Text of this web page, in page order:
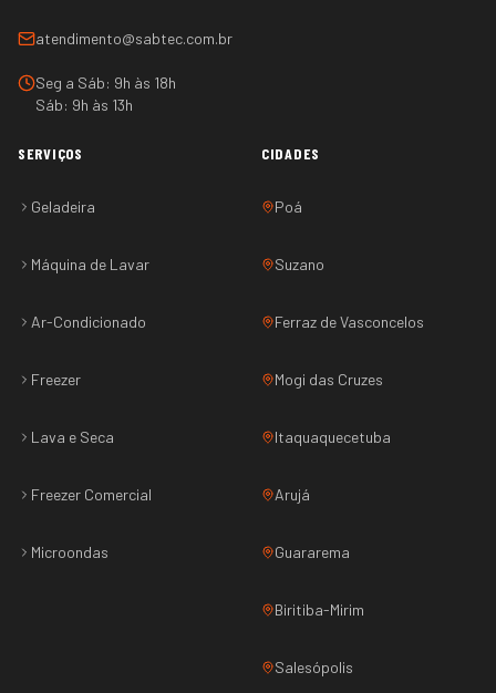
atendimento@sabtec.com.br
Seg a Sáb: 9h às 18h
Sáb: 9h às 13h
SERVIÇOS
Geladeira
Máquina de Lavar
Ar-Condicionado
Freezer
Lava e Seca
Freezer Comercial
Microondas
CIDADES
Poá
Suzano
Ferraz de Vasconcelos
Mogi das Cruzes
Itaquaquecetuba
Arujá
Guararema
Biritiba-Mirim
Salesópolis